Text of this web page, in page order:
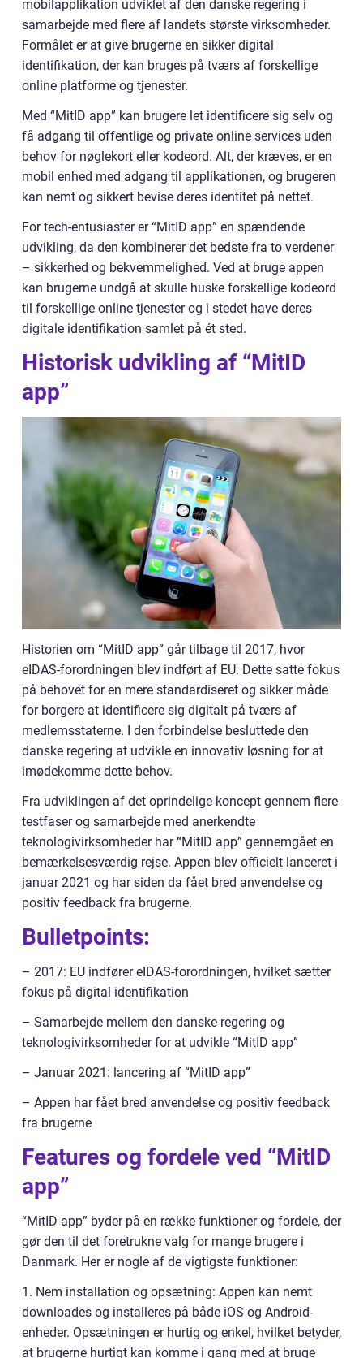
mobilapplikation udviklet af den danske regering i
samarbejde med flere af landets største virksomheder.
Formålet er at give brugerne en sikker digital
identifikation, der kan bruges på tværs af forskellige
online platforme og tjenester.
Med “MitID app” kan brugere let identificere sig selv og
få adgang til offentlige og private online services uden
behov for nøglekort eller kodeord. Alt, der kræves, er en
mobil enhed med adgang til applikationen, og brugeren
kan nemt og sikkert bevise deres identitet på nettet.
For tech-entusiaster er “MitID app” en spændende
udvikling, da den kombinerer det bedste fra to verdener
– sikkerhed og bekvemmelighed. Ved at bruge appen
kan brugerne undgå at skulle huske forskellige kodeord
til forskellige online tjenester og i stedet have deres
digitale identifikation samlet på ét sted.
Historisk udvikling af “MitID
app”
Historien om “MitID app” går tilbage til 2017, hvor
eIDAS-forordningen blev indført af EU. Dette satte fokus
på behovet for en mere standardiseret og sikker måde
for borgere at identificere sig digitalt på tværs af
medlemsstaterne. I den forbindelse besluttede den
danske regering at udvikle en innovativ løsning for at
imødekomme dette behov.
Fra udviklingen af det oprindelige koncept gennem flere
testfaser og samarbejde med anerkendte
teknologivirksomheder har “MitID app” gennemgået en
bemærkelsesværdig rejse. Appen blev officielt lanceret i
januar 2021 og har siden da fået bred anvendelse og
positiv feedback fra brugerne.
Bulletpoints:
– 2017: EU indfører eIDAS-forordningen, hvilket sætter
fokus på digital identifikation
– Samarbejde mellem den danske regering og
teknologivirksomheder for at udvikle “MitID app”
– Januar 2021: lancering af “MitID app”
– Appen har fået bred anvendelse og positiv feedback
fra brugerne
Features og fordele ved “MitID
app”
“MitID app” byder på en række funktioner og fordele, der
gør den til det foretrukne valg for mange brugere i
Danmark. Her er nogle af de vigtigste funktioner:
1. Nem installation og opsætning: Appen kan nemt
downloades og installeres på både iOS og Android-
enheder. Opsætningen er hurtig og enkel, hvilket betyder,
at brugerne hurtigt kan komme i gang med at bruge